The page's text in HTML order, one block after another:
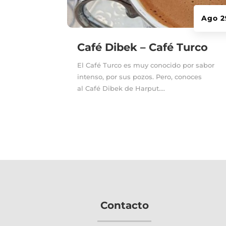
Café Dibek – Café Turco
Ago
El Café Turco es muy conocido por sabor
intenso, por sus pozos. Pero, conoces
al Café Dibek de Harput....
Contacto